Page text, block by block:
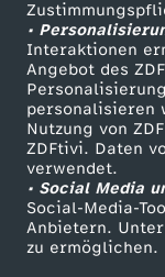
•
Interaktionen
Angebot des
personalisieren
Nutzung von
ZDFtivi. Daten
verwendet.
• Social Media
Social-Media-
Anbietern.
zu ermöglichen.
Herunterladen
191 KB (PDF)
Herunterladen
99 KB (PDF)
Linsen-Bowl